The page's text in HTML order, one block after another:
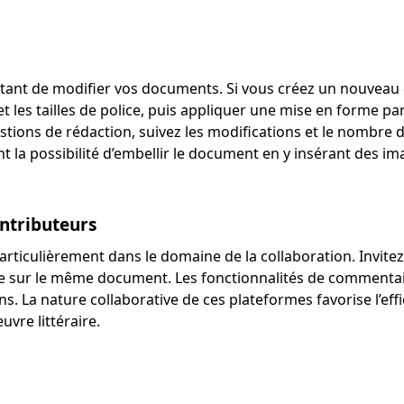
de modifier vos documents. Si vous créez un
les tailles de police, puis appliquer une mise en forme
de rédaction, suivez les modifications et le nombre
possibilité d’embellir le document en y insérant des
dans le domaine de la collaboration.
le même document. Les fonctionnalités de
La nature collaborative de ces plateformes favorise
littéraire.